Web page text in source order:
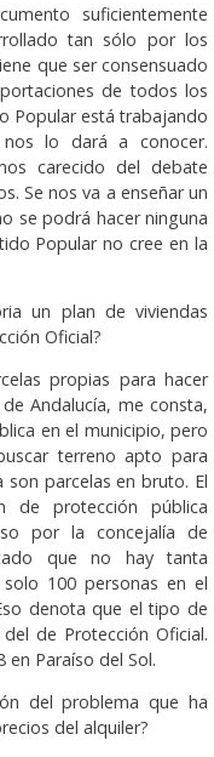
suficientemente
tan sólo por los
que ser consensuado
de todos los
Popular está trabajando
lo dará a conocer.
carecido del debate
Se nos va a enseñar un
se podrá hacer ninguna
Popular no cree en la
un plan de viviendas
Oficial?
propias para hacer
Andalucía, me consta,
en el municipio, pero
terreno apto para
parcelas en bruto. El
de protección pública
por la concejalía de
que no hay tanta
100 personas en el
denota que el tipo de
de Protección Oficial.
en Paraíso del Sol.
del problema que ha
del alquiler?